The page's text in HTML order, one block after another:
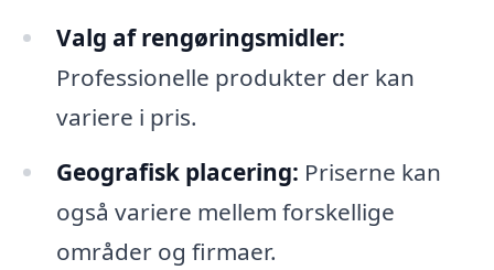
Valg af rengøringsmidler:
Professionelle produkter der kan
variere i pris.
Geografisk placering: Priserne kan
også variere mellem forskellige
områder og firmaer.